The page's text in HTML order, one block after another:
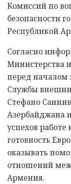
Комиссий по
безопасности
Республикой
Согласно
Министерства
перед началом
Службы
Стефано
Азербайджана
успехов
готовность
оказывать
отношений
Армения.